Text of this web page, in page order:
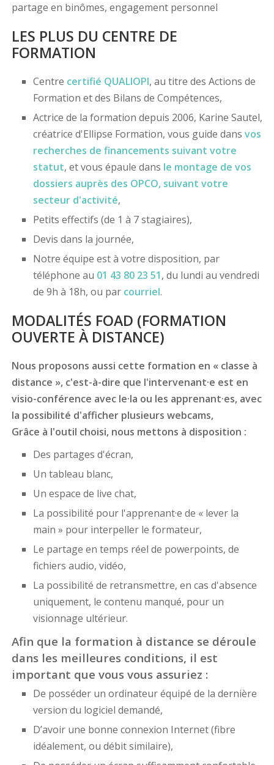
partage en binômes, engagement personnel
LES PLUS DU CENTRE DE
FORMATION
Centre certifié QUALIOPI, au titre des Actions de
Formation et des Bilans de Compétences,
Actrice de la formation depuis 2006, Karine Sautel,
créatrice d'Ellipse Formation, vous guide dans vos
recherches de financements suivant votre
statut, et vous épaule dans le montage de vos
dossiers auprès des OPCO, suivant votre
secteur d'activité,
Petits effectifs (de 1 à 7 stagiaires),
Devis dans la journée,
Notre équipe est à votre disposition, par
téléphone au 01 43 80 23 51, du lundi au vendredi
de 9h à 18h, ou par courriel.
MODALITÉS FOAD (FORMATION
OUVERTE À DISTANCE)
Nous proposons aussi cette formation en « classe à
distance », c'est-à-dire que l'intervenant·e est en
visio-conférence avec le·la ou les apprenant·es, avec
la possibilité d'afficher plusieurs webcams,
Grâce à l'outil choisi, nous mettons à disposition :
Des partages d'écran,
Un tableau blanc,
Un espace de live chat,
La possibilité pour l'apprenant·e de « lever la
main » pour interpeller le formateur,
Le partage en temps réel de powerpoints, de
fichiers audio, vidéo,
La possibilité de retransmettre, en cas d'absence
uniquement, le contenu manqué, pour un
visionnage ultérieur.
Afin que la formation à distance se déroule
dans les meilleures conditions, il est
important que vous vous assuriez :
De posséder un ordinateur équipé de la dernière
version du logiciel demandé,
D’avoir une bonne connexion Internet (fibre
idéalement, ou débit similaire),